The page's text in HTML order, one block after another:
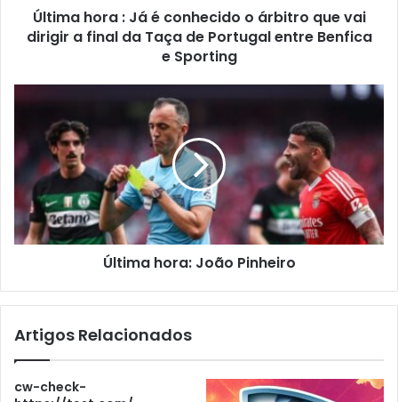
Última hora : Já é conhecido o árbitro que vai
dirigir a final da Taça de Portugal entre Benfica
e Sporting
Última hora: João Pinheiro
Artigos Relacionados
cw-check-